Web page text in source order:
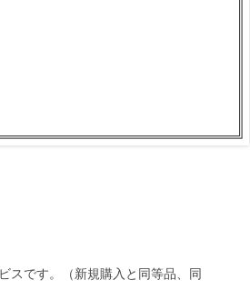
スです。（新規購入と同等品、同